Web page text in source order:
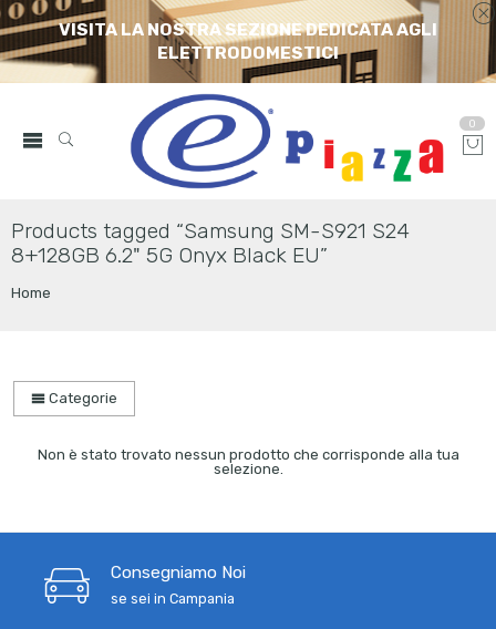
VISITA LA NOSTRA SEZIONE DEDICATA AGLI
ELETTRODOMESTICI
0
Products tagged “Samsung SM-S921 S24
8+128GB 6.2" 5G Onyx Black EU”
Home
Categorie
Non è stato trovato nessun prodotto che corrisponde alla tua
selezione.
Consegniamo Noi
se sei in Campania